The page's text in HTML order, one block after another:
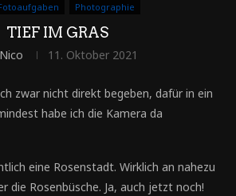
Photographie
TIEF IM GRAS
Nico 11. Oktober 2021
zwar nicht direkt begeben, dafür in ein
habe ich die Kamera da
eine Rosenstadt. Wirklich an nahezu
die Rosenbüsche. Ja, auch jetzt noch!